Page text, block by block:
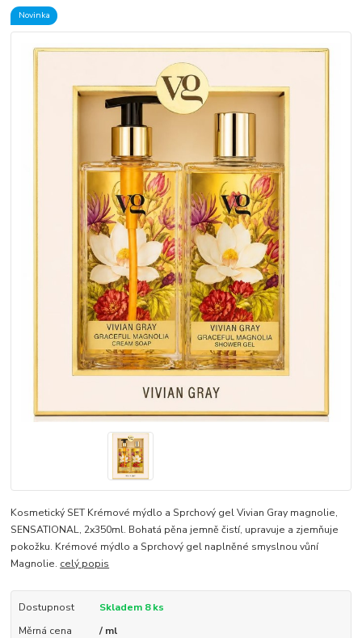
Novinka
Kosmetický SET Krémové mýdlo a Sprchový gel Vivian Gray magnolie,
SENSATIONAL, 2x350ml. Bohatá pěna jemně čistí, upravuje a zjemňuje
pokožku. Krémové mýdlo a Sprchový gel naplněné smyslnou vůní
Magnolie. celý popis
Dostupnost
Skladem 8 ks
Měrná cena
/ ml